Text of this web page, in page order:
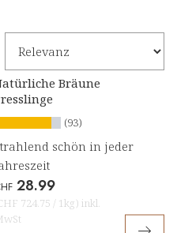
Bräune
(93)
schön in jeder
28.99
724.75 / 1kg) inkl.